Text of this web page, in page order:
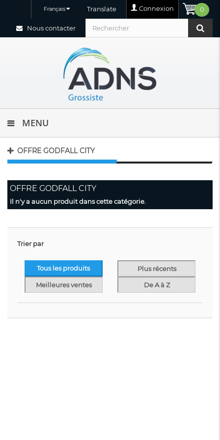
0
Connexion
Translate
Français
Nous contacter
MENU
OFFRE GODFALL CITY
OFFRE GODFALL CITY
Il n'y a aucun produit dans cette catégorie.
Trier par
Tous les produits Plus récents
Meilleures ventes De A à Z